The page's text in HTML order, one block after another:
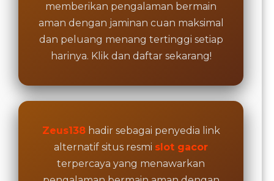
memberikan pengalaman bermain
aman dengan jaminan cuan maksimal
dan peluang menang tertinggi setiap
harinya. Klik dan daftar sekarang!
Zeus138hadir sebagai penyedia link
alternatif situs resmi slot gacor
terpercaya yang menawarkan